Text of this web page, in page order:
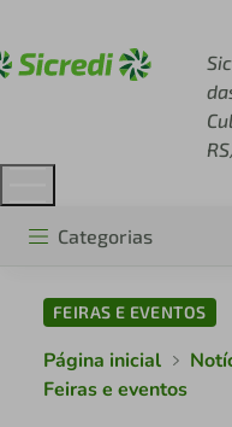
Categorias
FEIRAS E EVENTOS
Página inicial
Feiras e eventos